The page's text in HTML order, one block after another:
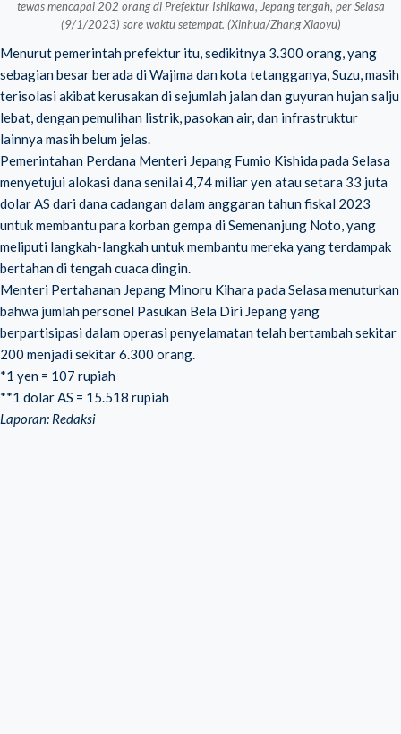
tewas mencapai 202 orang di Prefektur Ishikawa, Jepang tengah, per Selasa
(9/1/2023) sore waktu setempat. (Xinhua/Zhang Xiaoyu)
Menurut pemerintah prefektur itu, sedikitnya 3.300 orang, yang
sebagian besar berada di Wajima dan kota tetangganya, Suzu, masih
terisolasi akibat kerusakan di sejumlah jalan dan guyuran hujan salju
lebat, dengan pemulihan listrik, pasokan air, dan infrastruktur
lainnya masih belum jelas.
Pemerintahan Perdana Menteri Jepang Fumio Kishida pada Selasa
menyetujui alokasi dana senilai 4,74 miliar yen atau setara 33 juta
dolar AS dari dana cadangan dalam anggaran tahun fiskal 2023
untuk membantu para korban gempa di Semenanjung Noto, yang
meliputi langkah-langkah untuk membantu mereka yang terdampak
bertahan di tengah cuaca dingin.
Menteri Pertahanan Jepang Minoru Kihara pada Selasa menuturkan
bahwa jumlah personel Pasukan Bela Diri Jepang yang
berpartisipasi dalam operasi penyelamatan telah bertambah sekitar
200 menjadi sekitar 6.300 orang.
*1 yen = 107 rupiah
**1 dolar AS = 15.518 rupiah
Laporan: Redaksi